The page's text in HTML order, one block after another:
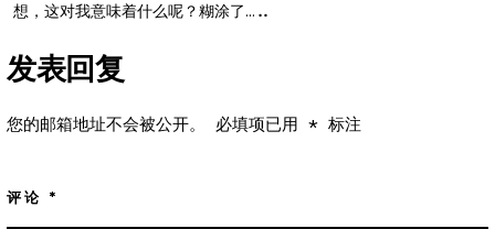
想，这对我意味着什么呢？糊涂了…..
发表回复
您的邮箱地址不会被公开。 必填项已用* 标注
评论*